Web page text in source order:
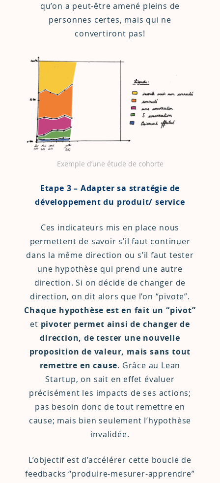
qu’on a peut-être amené pleins de
personnes certes, mais qui ne
convertiront pas!
Exemple d’une étude de cohorte
Etape 3 – Adapter sa stratégie de
développement du produit/ service
Ces indicateurs mis en place nous
permettent de savoir s’il faut continuer
dans la même direction ou s’il faut tester
une hypothèse qui prend une autre
direction. Si on décide de changer de
direction, on dit alors que l’on “pivote”.
Chaque hypothèse est en fait un “pivot”
et pivoter permet ainsi de changer de
direction, de tester une nouvelle
proposition de valeur, mais sans tout
remettre en cause. Grâce au Lean
Startup, on sait en effet évaluer
précisément les impacts de ses actions;
pas besoin donc de tout remettre en
cause; mais bien seulement l’hypothèse
invalidée.
L’objectif est d’accélérer cette boucle de
feedbacks “produire-mesurer-apprendre”